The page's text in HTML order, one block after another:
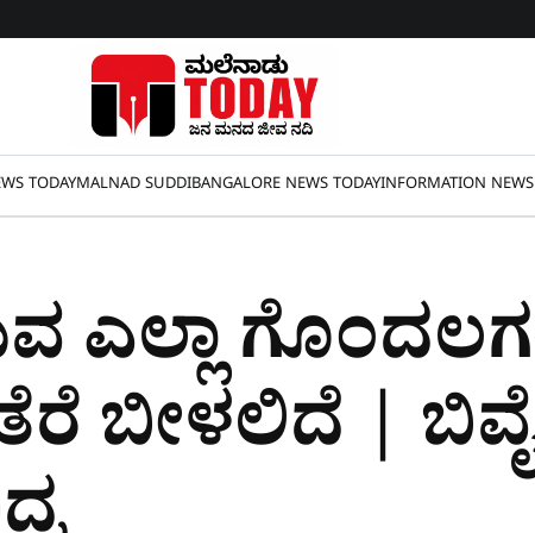
TODAYMALNAD SUDDIBANGALORE NEWS TODAYINFORMATION NEWS
ಎಲ್ಲಾ
ಬೀಳಲಿದೆ | ಬಿವೈ